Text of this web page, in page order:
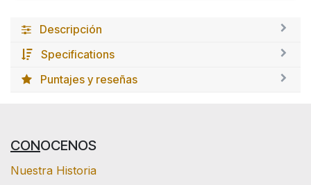
Descripción
Specifications
Puntajes y reseñas
CONOCENOS
Nuestra Historia